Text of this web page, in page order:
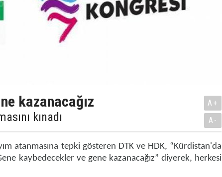
kazanacağız
kınadı
A+
A-
atanmasına tepki gösteren DTKve HDK, “Kürdistan'da
kaybedecekler ve gene kazanacağız” diyerek, herkesi